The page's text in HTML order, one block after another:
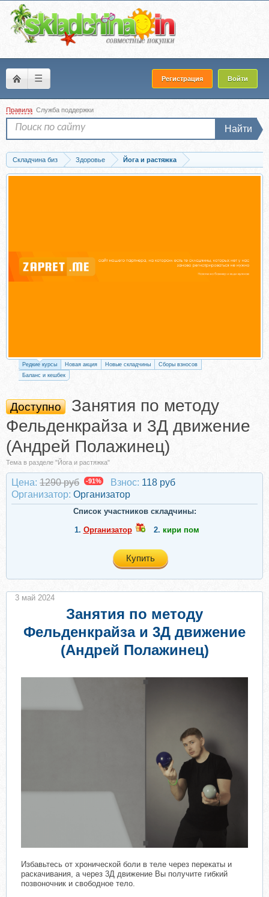
☰ Регистрация Войти
Правила Служба поддержки
Найти
Складчина биз Здоровье
Йога и растяжка
Скачать Занятия по методу Фельденкрайза и 3Д движение (Андрей Полажинец)
Редкие курсы Новая акция Новые складчины
Сборы взносов
Баланс и кешбек
Доступно
Занятия по методу
Фельденкрайза и 3Д движение
(Андрей Полажинец)
Тема в разделе "Йога и растяжка"
Цена: 1290 руб -91% Взнос: 118 руб
Организатор: Организатор
Список участников складчины:
1. Организатор 2. кири пом
Купить
Занятия по методу
Фельденкрайза и 3Д движение
(Андрей Полажинец)
Избавьтесь от хронической боли в теле через перекаты и
раскачивания, а через 3Д движение Вы получите гибкий
позвоночник и свободное тело.
3 май 2024